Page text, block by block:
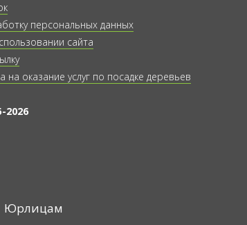
персональных данных
сайта
на оказание услуг по посадке деревьев
2026
Юрлицам